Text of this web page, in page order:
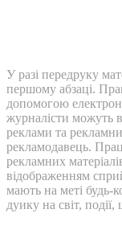
У разі передруку
першому абзаці.
допомогою
журналісти можуть
реклами та
рекламодавець.
рекламних
відображенням
мають на меті будь-
дуику на світ,